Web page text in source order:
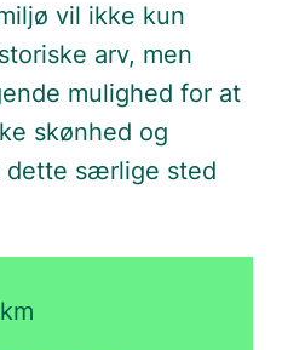
vil ikke kun
arv, men
mulighed for at
skønhed og
dette særlige sted